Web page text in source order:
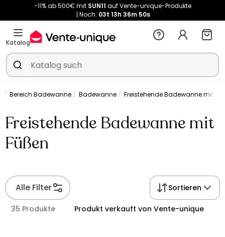
-11% ab 500€ mit SUN11 auf Vente-unique-Produkte
Noch: 03t 13h 36m 50s
-11% ab 500€ mitSUN11auf Vente-unique-Produkte
Katalog
Bereich Badewanne Badewanne Freistehende Badewanne mit
Freistehende Badewanne mit
Füßen
Alle Filter Sortieren
35 Produkte Produkt verkauft von Vente-unique